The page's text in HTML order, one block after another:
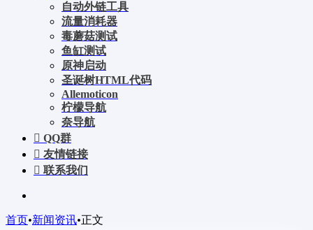
自动外链工具
流量消耗器
毒蘑菇测试
鱼缸测试
原神启动
圣诞树HTML代码
Allemoticon
柠檬导航
奈导航
QQ群
友情链接
联系我们
首页•新闻资讯•正文